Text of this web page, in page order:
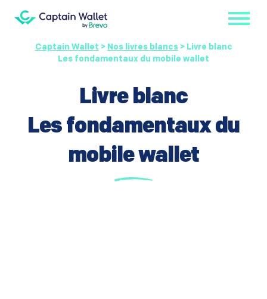
Captain Wallet > Nos livres blancs> Livre blanc
Les fondamentaux du mobile wallet
Livre blanc
Les fondamentaux du
mobile wallet